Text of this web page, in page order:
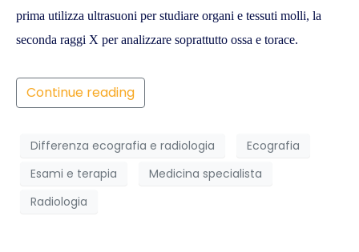
prima utilizza ultrasuoni per studiare organi e tessuti molli, la
seconda raggi X per analizzare soprattutto ossa e torace.
Continue reading
Differenza ecografia e radiologia
Ecografia
Esami e terapia
Medicina specialista
Radiologia